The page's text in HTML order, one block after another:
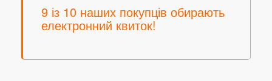
9 із 10 наших покупців обирають
електронний квиток!